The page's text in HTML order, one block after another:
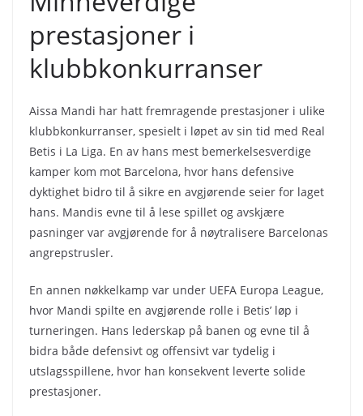
prestasjoner i
klubbkonkurranser
Aissa Mandi har hatt fremragende prestasjoner i ulike
klubbkonkurranser, spesielt i løpet av sin tid med Real
Betis i La Liga. En av hans mest bemerkelsesverdige
kamper kom mot Barcelona, hvor hans defensive
dyktighet bidro til å sikre en avgjørende seier for laget
hans. Mandis evne til å lese spillet og avskjære
pasninger var avgjørende for å nøytralisere Barcelonas
angrepstrusler.
En annen nøkkelkamp var under UEFA Europa League,
hvor Mandi spilte en avgjørende rolle i Betis’ løp i
turneringen. Hans lederskap på banen og evne til å
bidra både defensivt og offensivt var tydelig i
utslagsspillene, hvor han konsekvent leverte solide
prestasjoner.